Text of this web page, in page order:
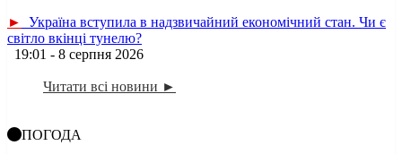
►
Україна вступила в надзвичайний економічний стан. Чи є
світло вкінці тунелю?
19:01 - 8 серпня 2026
Читати всі новини ►
ПОГОДА